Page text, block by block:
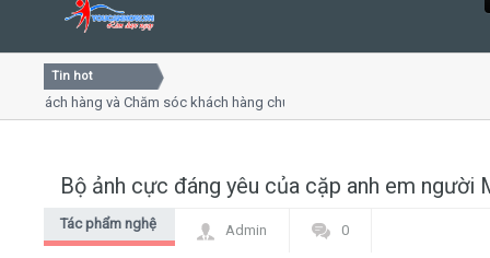
Close
Home
Giới thiệu
Tin hot
hàng và Chăm sóc khách hàng chuyên nghiệp
Bộ ảnh cực đáng yêu của cặp anh em người
Tác phẩm nghệ
Admin 0